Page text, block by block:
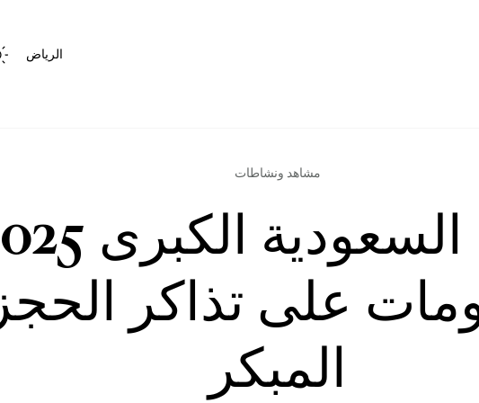
الرياض
مشاهد ونشاطات
على تذاكر الحجز
المبكر